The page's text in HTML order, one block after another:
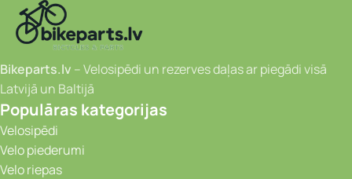
Bikeparts.lv – Velosipēdi un rezerves daļas ar piegādi visā
Latvijā un Baltijā
Populāras kategorijas
Velosipēdi
Velo piederumi
Velo riepas